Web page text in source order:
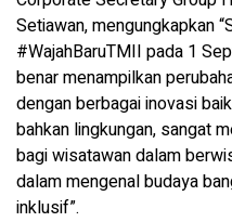
Setiawan, mengungkapkan
#WajahBaruTMII pada 1
benar menampilkan
dengan berbagai inovasi
bahkan lingkungan, sangat
bagi wisatawan dalam
dalam mengenal budaya
inklusif”.